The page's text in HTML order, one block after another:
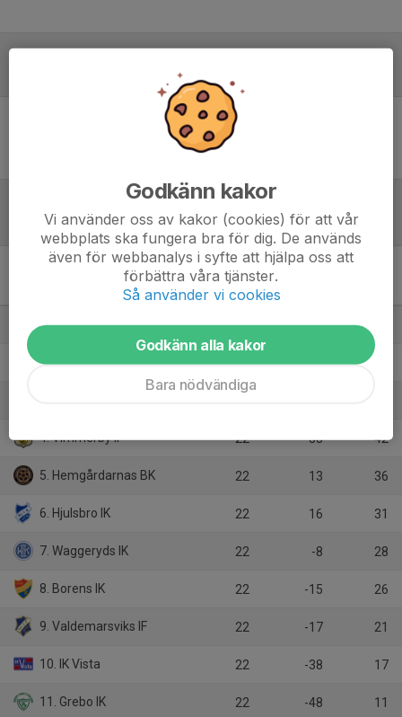
Inget referat skrivet
Tabell
Div 3 Nordöstra Götaland,
M
1. IF Haga 22 43
2. Myresjö-Vetlanda FK 22 40
4. Vimmerby IF 22 33 42
5. Hemgårdarnas BK 22 13 36
6. Hjulsbro IK 22 16 31
7. Waggeryds IK 22 -8 28
8. Borens IK 22 -15 26
9. Valdemarsviks IF 22 -17 21
10. IK Vista 22 -38 17
11. Grebo IK 22 -48 11
Godkänn kakor
Vi använder oss av kakor (cookies) för att vår
webbplats ska fungera bra för dig. De används
även för webbanalys i syfte att hjälpa oss att
förbättra våra tjänster.
Så använder vi cookies
Godkänn alla kakor
Bara nödvändiga